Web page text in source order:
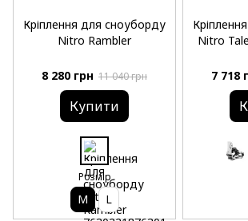
Кріплення для сноуборду
Nitro Rambler
8 280 грн 11 040 грн
Купити
Розмір
M L
Nitro
7 718